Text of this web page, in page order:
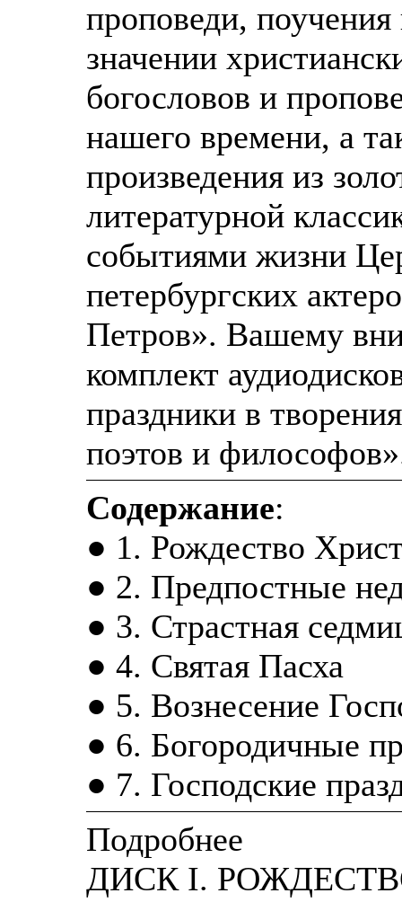
проповеди,
значении
богословов и
нашего времени, а
произведения из
литературной
событиями жизни
петербургских
Петров». Вашему
комплект
праздники в
поэтов и
Содержание:
● 1. Рождество
● 2. Предпостные
● 3. Страстная
● 4. Святая Пасха
● 5. Вознесение
● 6. Богородичные
● 7. Господские
Подробнее
ДИСК I.